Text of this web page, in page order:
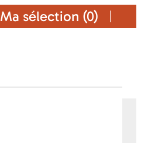
Ma sélection (0)